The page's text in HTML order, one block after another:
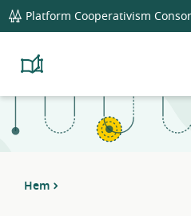
global
navigation
Platform Cooperativism
Platform
Resource
Hem